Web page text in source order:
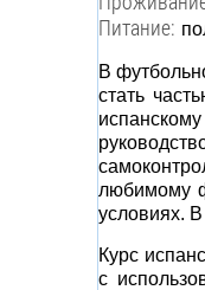
Питание:
В
стать
любимому
условиях.
Курс
с